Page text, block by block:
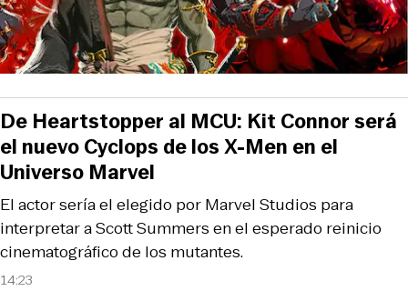
14:23
El actor sería el elegido por Marvel Studios para
interpretar a Scott Summers en el esperado reinicio
cinematográfico de los mutantes.
De Heartstopper al MCU: Kit Connor será
el nuevo Cyclops de los X-Men en el
Universo Marvel